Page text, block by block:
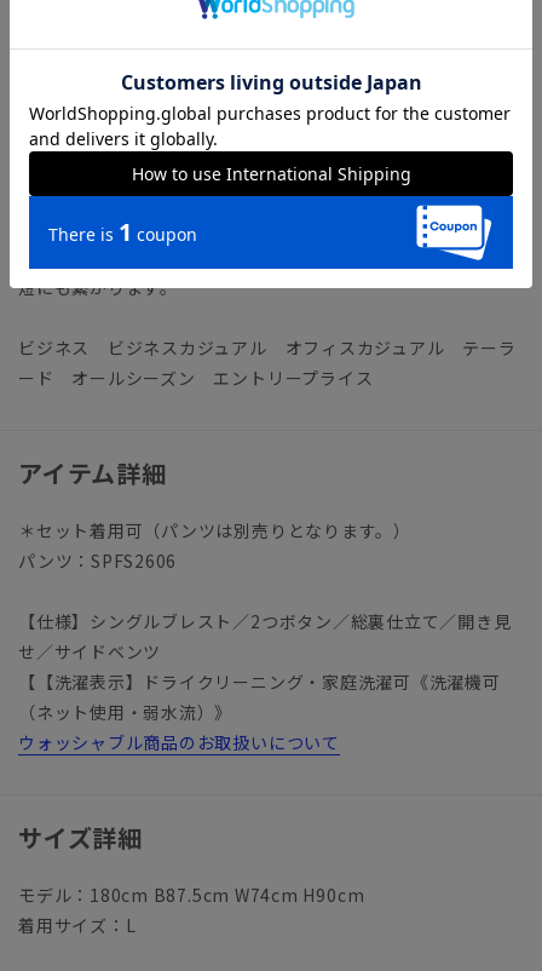
テヨコに伸びるストレッチ性で、デスクワークや移動の際もス
トレスフリーに過ごせます。
【機能】
ウォッシャブル／汚れてもご家庭で簡単にお洗濯が可能です。
ストレッチ／優れた伸縮性により快適な着心地を叶えます。
防シワ／着用中シワになりにくく、洗濯後に残りがちなシワも
防ぎます。
速乾／汗をかいてもさらりとした着心地が持続、お手入れの時
短にも繋がります。
ビジネス ビジネスカジュアル オフィスカジュアル テーラ
ード オールシーズン エントリープライス
アイテム詳細
＊セット着用可（パンツは別売りとなります。）
パンツ：SPFS2606
【仕様】シングルブレスト／2つボタン／総裏仕立て／開き見
せ／サイドベンツ
【【洗濯表示】ドライクリーニング・家庭洗濯可《洗濯機可
（ネット使用・弱水流）》
ウォッシャブル商品のお取扱いについて
サイズ詳細
モデル：180cm B87.5cm W74cm H90cm
着用サイズ：L